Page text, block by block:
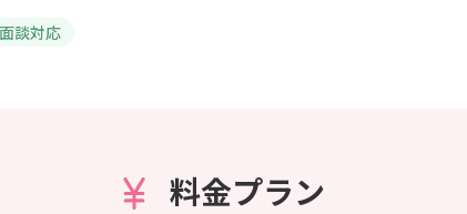
談対応
料金プラン